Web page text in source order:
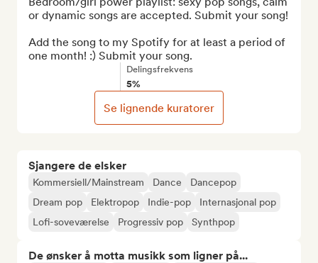
Sjangere de elsker
Kommersiell/Mainstream Dance
Dancepop
Dream pop
Elektropop Indie-pop
Internasjonal pop
Lofi-soveværelse
Progressiv pop Synthpop
De ønsker å motta musikk som ligner på...
or dynamic songs are accepted. Submit your song!
Add the song to my Spotify for at least a period of
one month! :) Submit your song.
Delingsfrekvens
5%
Se lignende kuratorer